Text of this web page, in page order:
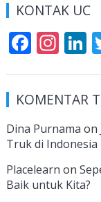
KONTAK UC
F
e
b
o
o
k
In
a
gr
a
m
k
e
n
KOMENTAR
Dina Purnama on
Truk di Indonesia
Placelearn on
Baik untuk Kita?